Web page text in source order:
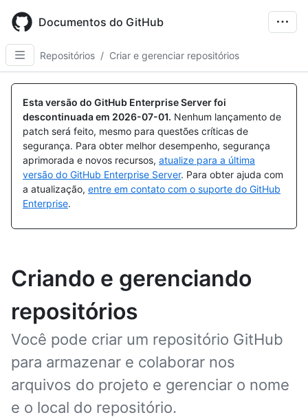
main
content
Documentos do GitHub
Repositórios / Criar e gerenciar repositórios
Esta versão do GitHub Enterprise Server foi
descontinuada em 2026-07-01. Nenhum lançamento de
patch será feito, mesmo para questões críticas de
segurança. Para obter melhor desempenho, segurança
aprimorada e novos recursos, atualize para a última
versão do GitHub Enterprise Server. Para obter ajuda com
a atualização, entre em contato com o suporte do GitHub
Enterprise.
Criando e gerenciando
repositórios
Você pode criar um repositório GitHub
para armazenar e colaborar nos
arquivos do projeto e gerenciar o nome
e o local do repositório.